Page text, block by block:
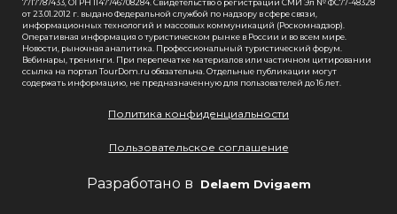
7717787433, ОГРН 1147746708284. Свидетельство о регистрации СМИ Эл № ФС77-48328
от 23.01.2012 г. выдано Федеральной службой по надзору в сфере связи,
информационных технологий и массовых коммуникаций (Роскомнадзор).
Оперативная информация о туристическом рынке в России и во всем мире.
Новости, рыночная аналитика. Профессиональный туристический форум.
Вебинары, тренинги. При перепечатке материалов или частичном цитировании
ссылка на портал TourDom.ru обязательна. Отдельные публикации могут
содержать информацию, не предназначенную для пользователей до 16 лет.
Политика конфиденциальности
Пользовательское соглашение
Разработано в Delaem Dvigaem